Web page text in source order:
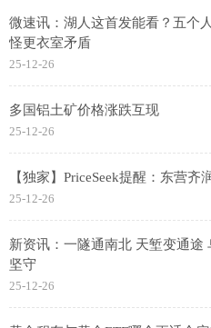
微速讯：湖人这首发能看？五个
怪更衣室矛盾
25-12-26
多国铝土矿价格涨跌互现
25-12-26
【独家】PriceSeek提醒：东营齐
25-12-26
新资讯：一隧通南北 天堑变通途
坚守
25-12-26